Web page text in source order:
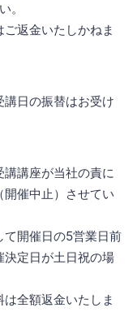
。
返金いたしかねま
日の振替はお受け
講座が当社の責に
催中止）させてい
て開催日の5営業日前
決定日が土日祝の場
全額返金いたしま